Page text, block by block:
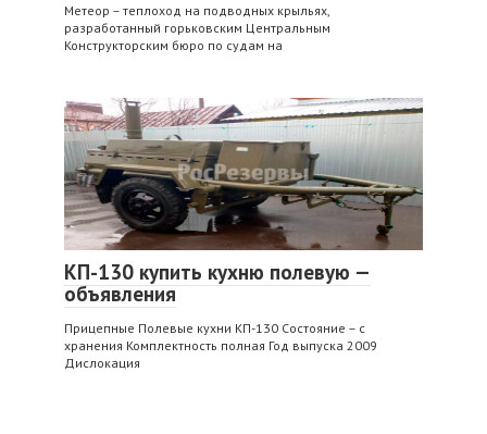
Метеор – теплоход на подводных крыльях,
разработанный горьковским Центральным
Конструкторским бюро по судам на
КП-130 купить кухню полевую —
объявления
Прицепные Полевые кухни КП-130 Состояние – с
хранения Комплектность полная Год выпуска 2009
Дислокация